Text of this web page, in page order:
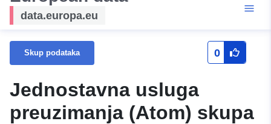
data.europa.eu
Skup podataka 0
Jednostavna usluga
preuzimanja (Atom) skupa